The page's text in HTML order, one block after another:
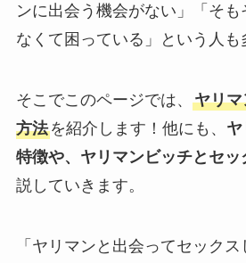
ンに出会う機会がない」「そ
なくて困っている」という人も
そこでこのページでは、 ヤリ
方法を紹介します！他にも、
特徴や、ヤリマンビッチとセッ
説していきます。
「ヤリマンと出会ってセックス